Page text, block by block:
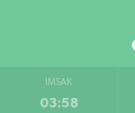
İMSAK
03:58